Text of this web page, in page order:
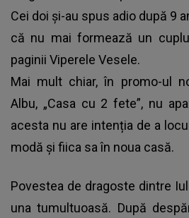
Cei doi și-au spus adio după 9
că nu mai formează un
paginii Viperele Vesele.
Mai mult chiar, în promo-ul
Albu, „Casa cu 2 fete”, nu
acesta nu are intenția de a
modă și fiica sa în noua casă.
Povestea de dragoste dintre
una tumultuoasă. După